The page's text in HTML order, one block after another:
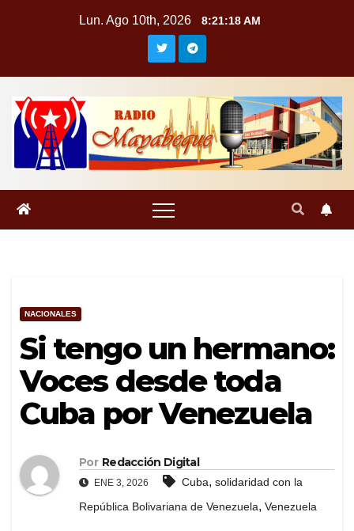
Lun. Ago 10th, 2026 8:21:19 AM
NACIONALES
Si tengo un hermano:
Voces desde toda
Cuba por Venezuela
Por Redacción Digital
ENE 3, 2026 Cuba, solidaridad con la
República Bolivariana de Venezuela, Venezuela